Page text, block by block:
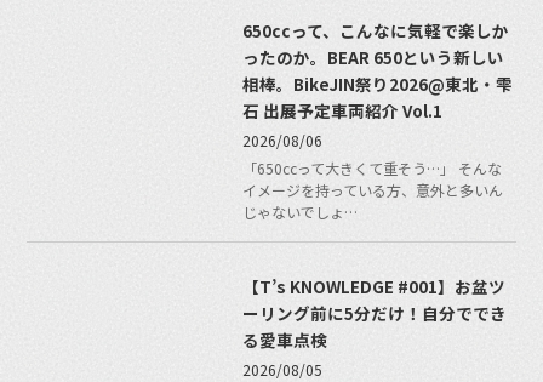
650ccって、こんなに気軽で楽しか
ったのか。BEAR 650という新しい
相棒。BikeJIN祭り2026@東北・雫
石 出展予定車両紹介 Vol.1
2026/08/06
「650ccって大きくて重そう…」 そんな
イメージを持っている方、意外と多いん
じゃないでしょ…
【T’s KNOWLEDGE #001】お盆ツ
ーリング前に5分だけ！自分ででき
る愛車点検
2026/08/05